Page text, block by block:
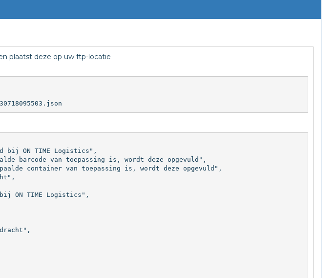
plaatst deze op uw ftp-locatie
bij ON TIME Logistics",
barcode van toepassing is, wordt deze opgevuld",
container van toepassing is, wordt deze opgevuld",
ON TIME Logistics",